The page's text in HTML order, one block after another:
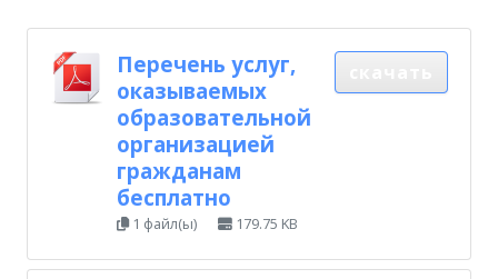
Перечень услуг,
оказываемых
образовательной
организацией
гражданам
бесплатно
1 файл(ы) 179.75 KB